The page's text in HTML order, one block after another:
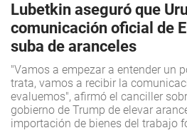
Lubetkin aseguró que
comunicación oficial de
suba de aranceles
"Vamos a empezar a entender un
trata, vamos a recibir la
evaluemos", afirmó el canciller
gobierno de Trump de elevar
importación de bienes del trabajo